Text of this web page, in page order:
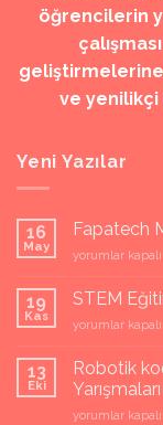
öğrencilerin
geliştirmelerine
ve
Yeni Yazılar
16
May
Fapatech
Fapatech
ve
için
yorumlar kapalı
19
Kas
STEM
STEM
Setleri
için
yorumlar kapalı
13
Eki
Robotik
Yarışmaları
Robotik
yorumlar kapalı